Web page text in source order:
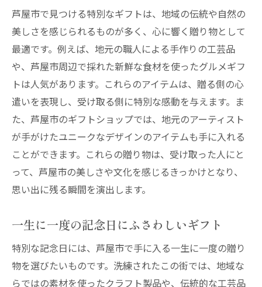
芦屋市で見つける特別なギフトは、地域の伝統や自然の
美しさを感じられるものが多く、心に響く贈り物として
最適です。例えば、地元の職人による手作りの工芸品
や、芦屋市周辺で採れた新鮮な食材を使ったグルメギフ
トは人気があります。これらのアイテムは、贈る側の心
遣いを表現し、受け取る側に特別な感動を与えます。ま
た、芦屋市のギフトショップでは、地元のアーティスト
が手がけたユニークなデザインのアイテムも手に入れる
ことができます。これらの贈り物は、受け取った人にと
って、芦屋市の美しさや文化を感じるきっかけとなり、
思い出に残る瞬間を演出します。
一生に一度の記念日にふさわしいギフト
特別な記念日には、芦屋市で手に入る一生に一度の贈り
物を選びたいものです。洗練されたこの街では、地域な
らではの素材を使ったクラフト製品や、伝統的な工芸品